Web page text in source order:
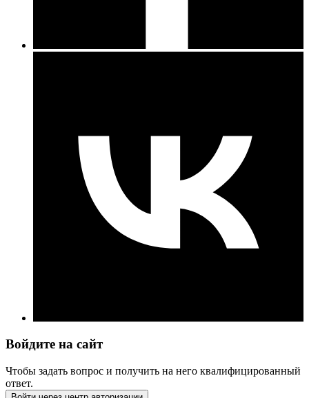
Войдите на сайт
Чтобы задать вопрос и получить на него квалифицированный
ответ.